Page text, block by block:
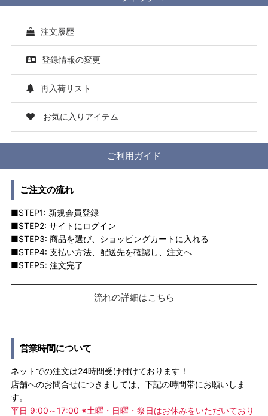
注文履歴
登録情報の変更
再入荷リスト
お気に入りアイテム
ご利用ガイド
ご注文の流れ
■STEP1: 新規会員登録
■STEP2: サイトにログイン
■STEP3: 商品を選び、ショッピングカートに入れる
■STEP4: 支払い方法、配送先を確認し、注文へ
■STEP5: 注文完了
流れの詳細はこちら
営業時間について
ネットでの注文は24時間受け付けております！
店舗へのお問合せにつきましては、下記の時間帯にお願いしま
す。
平日 9:00～17:00 ※土曜・日曜・祭日はお休みをいただいており